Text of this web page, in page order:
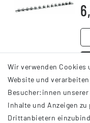
Wir verwenden Cookies
Website und
Besucher:innen unserer
Inhalte und Anzeigen
Drittanbietern